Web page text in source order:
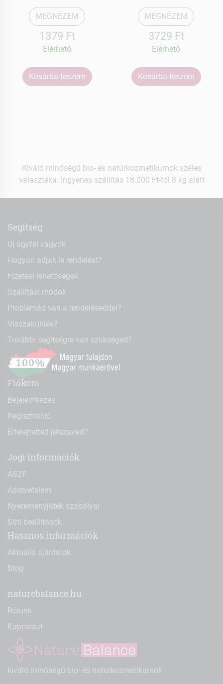
MEGNÉZEM
1379 Ft
Elérhetõ
Kosárba teszem
MEGNÉZEM
3729 Ft
Elérhetõ
Kosárba teszem
Kiváló minőségű bio- és natúrkozmetikumok széles
választéka. Ingyenes szállítás 18.000 Ft-tól 8 kg alatt
Segítség
Új ügyfél vagyok
Hogyan adjak le rendelést?
Fizetési lehetőségek
Szállítási módok
Problémád van a rendeléseddel?
Visszaküldés?
További segítségre van szükséged?
Fiókom
Bejelentkezés
Regisztráció
Elfelejtetted jelszavad?
Jogi információk
ÁSZF
Adatvételem
Nyereményjáték szabályai
Süti beállítások
Hasznos információk
Aktuális ajánlatok
Blog
naturebalance.hu
Rólunk
Kapcsolat
kiváló minőségű bio- és natúrkozmetikumok